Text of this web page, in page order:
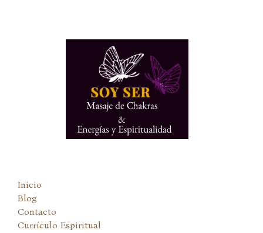
Inicio
Blog
Contacto
Currículo Espiritual